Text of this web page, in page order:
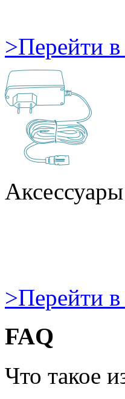
>Перейти
Аксессуары
>Перейти
FAQ
Что такое